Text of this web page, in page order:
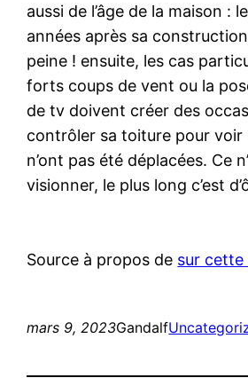
aussi de l’âge de la maison :
années après sa
peine ! ensuite, les cas
forts coups de vent ou la
de tv doivent créer des
contrôler sa toiture pour voir
n’ont pas été déplacées. Ce
visionner, le plus long c’est
Source à propos de sur cette
mars 9, 2023Gandalf